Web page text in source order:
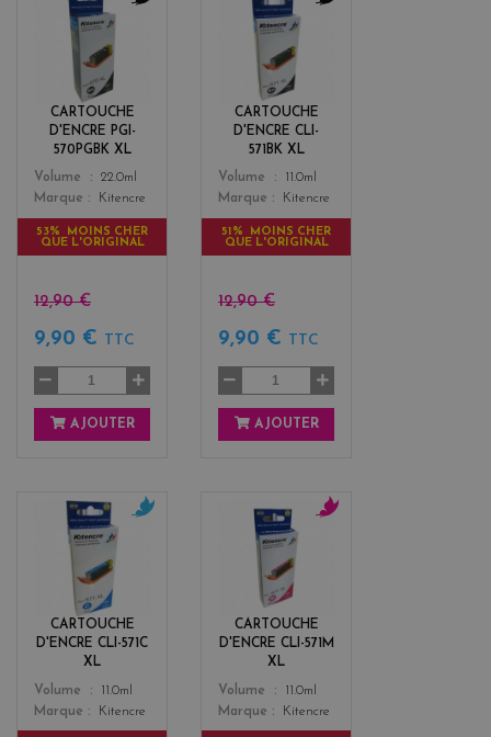
CARTOUCHE
D'ENCRE PGI-
570PGBK XL
Color
k
Volume
22.0ml
Marque
Kitencre
53% MOINS CHER
QUE L'ORIGINAL
12,90 €
9,90 € TTC
AJOUTER
CARTOUCHE
D'ENCRE CLI-
571BK XL
Color
k
Volume
11.0ml
Marque
Kitencre
51% MOINS CHER
QUE L'ORIGINAL
12,90 €
9,90 € TTC
AJOUTER
CARTOUCHE
D'ENCRE CLI-571C
XL
Color
Volume
11.0ml
Marque
Kitencre
CARTOUCHE
D'ENCRE CLI-571M
XL
Color
n
t
Volume
11.0ml
Marque
Kitencre